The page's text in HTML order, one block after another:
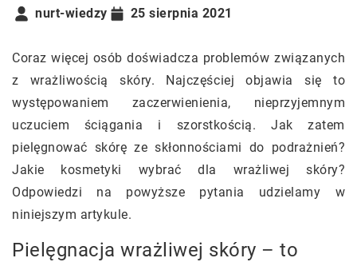
nurt-wiedzy
25 sierpnia 2021
Coraz więcej osób doświadcza problemów związanych
z wrażliwością skóry. Najczęściej objawia się to
występowaniem zaczerwienienia, nieprzyjemnym
uczuciem ściągania i szorstkością. Jak zatem
pielęgnować skórę ze skłonnościami do podrażnień?
Jakie kosmetyki wybrać dla wrażliwej skóry?
Odpowiedzi na powyższe pytania udzielamy w
niniejszym artykule.
Pielęgnacja wrażliwej skóry – to